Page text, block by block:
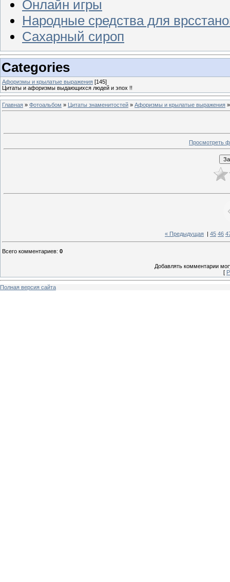
Онлайн игры
Народные средства для
Сахарный сироп
Categories
Афоризмы и крылатые выражения [145]
Цитаты и афоризмы выдающихся людей и эпох !!
Главная » Фотоальбом » Цитаты знаменитостей » Афоризмы и крылатые выражения
Просмотреть
« Предыдущая 45 46
Всего комментариев: 0
Добавлять комментарии
[
Полная версия сайта